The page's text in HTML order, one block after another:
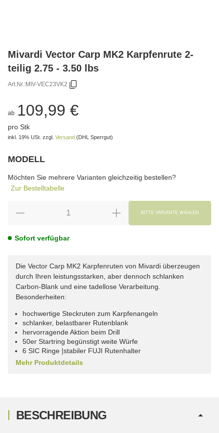
Mivardi Vector Carp MK2 Karpfenrute 2-
teilig 2.75 - 3.50 lbs
Art.Nr.:MIV-VEC23VK2
ab 109,99 €
pro Stk
inkl. 19% USt. zzgl. Versand (DHL Sperrgut)
MODELL
Möchten Sie mehrere Varianten gleichzeitig bestellen?
Zur Bestelltabelle
BITTE VARIANTE WÄHLEN
Sofort verfügbar
Die Vector Carp MK2 Karpfenruten von Mivardi überzeugen
durch Ihren leistungsstarken, aber dennoch schlanken
Carbon-Blank und eine tadellose Verarbeitung.
Besonderheiten:
hochwertige Steckruten zum Karpfenangeln
schlanker, belastbarer Rutenblank
hervorragende Aktion beim Drill
50er Startring begünstigt weite Würfe
6 SIC Ringe |stabiler FUJI Rutenhalter
Mehr Produktdetails
BESCHREIBUNG